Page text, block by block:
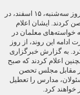
سه تا چهار هزار فرهنگی ایرانی روز سه‌شنبه، ۱۵ اسفند، در
کردند. ایشان اعلام
خواسته‌‏های معلمان در
این روند، از روز
به گزارش خبرگزاری
اعلام کردند که صبح
مقابل مجلس تحصن
مدارس را تعطیل
خواهند کرد.